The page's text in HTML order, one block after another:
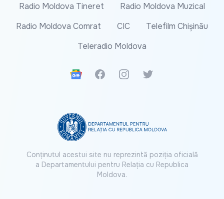
Radio Moldova Tineret
Radio Moldova Muzical
Radio Moldova Comrat
CIC
Telefilm Chișinău
Teleradio Moldova
Google News
FacebookInstagramTwitter
Conținutul acestui site nu reprezintă poziția oficială
a Departamentului pentru Relația cu Republica
Moldova.